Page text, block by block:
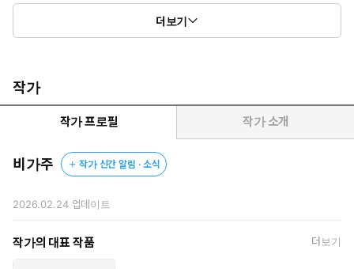
“그래, 누구 하나 죽어야 헤어질 수 있다고 했으니까.”
로 나아갈 수 있을까?
더보기
작가
작가 프로필 작가 소개
비가주 작가 신간 알림 · 소식
2026.02.24업데이트
작가의 대표 작품 더보기